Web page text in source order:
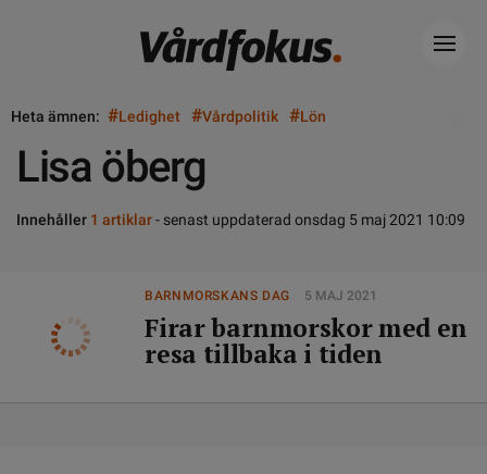
Heta ämnen: #Ledighet #Vårdpolitik #Lön
Lisa öberg
Innehåller 1 artiklar- senast uppdaterad onsdag 5 maj 2021 10:09
BARNMORSKANS DAG 5 MAJ 2021
Firar barnmorskor med en
resa tillbaka i tiden